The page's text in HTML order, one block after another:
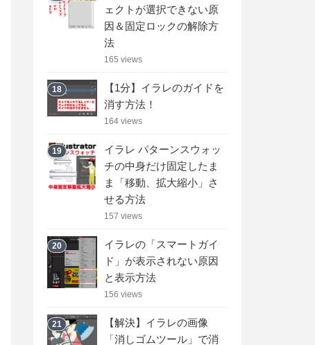
ェクトが選択できない原
因＆固定ロックの解除方
法
165 views
18
【1分】イラレのガイドを
消す方法！
164 views
19
イラレ パターンスウォッ
チの中身だけ固定したま
ま「移動、拡大縮小」さ
せる方法
157 views
20
イラレの「スマートガイ
ド」が表示されない原因
と表示方法
156 views
21
【解決】イラレの画像
「消しゴムツール」で消